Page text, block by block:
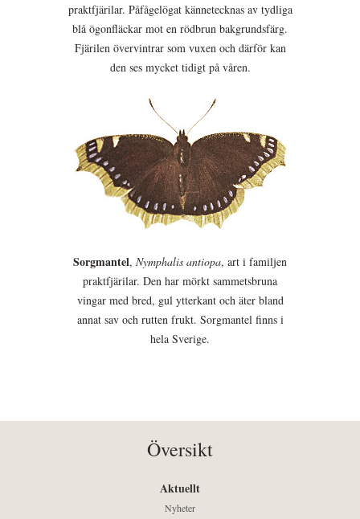
praktfjärilar. Påfågelögat kännetecknas av tydliga
blå ögonfläckar mot en rödbrun bakgrundsfärg.
Fjärilen övervintrar som vuxen och därför kan
den ses mycket tidigt på våren.
Sorgmantel, Nymphalis antiopa, art i familjen
praktfjärilar. Den har mörkt sammetsbruna
vingar med bred, gul ytterkant och äter bland
annat sav och rutten frukt. Sorgmantel finns i
hela Sverige.
Översikt
Aktuellt
Nyheter